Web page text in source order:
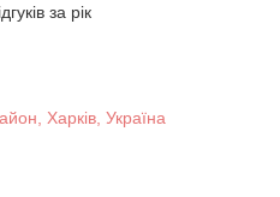
за рік
Харків, Україна